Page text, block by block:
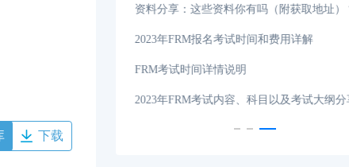
下载
考下FRM大概要多少钱？
FRM考试报名流程，2023年FRM报名最新
2023年FRM一级考试时间详细说明
FRM考下来大概一共要花多少钱？